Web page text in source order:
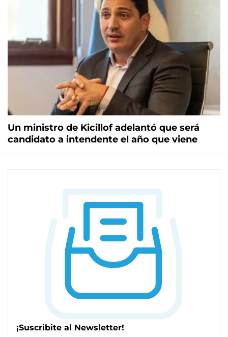
Un ministro de Kicillof adelantó que será
candidato a intendente el año que viene
¡Suscribite al Newsletter!